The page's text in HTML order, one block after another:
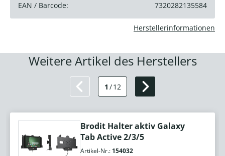
EAN / Barcode:
7320282135584
Herstellerinformationen
Weitere Artikel des Herstellers
1 /12
Brodit Halter aktiv Galaxy
Tab Active 2/3/5
Artikel-Nr.: 154032